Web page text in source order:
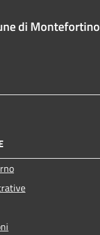
di Montefortino